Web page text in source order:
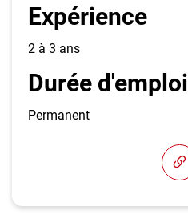
Expérience
2 à 3 ans
Durée d'emploi
Permanent